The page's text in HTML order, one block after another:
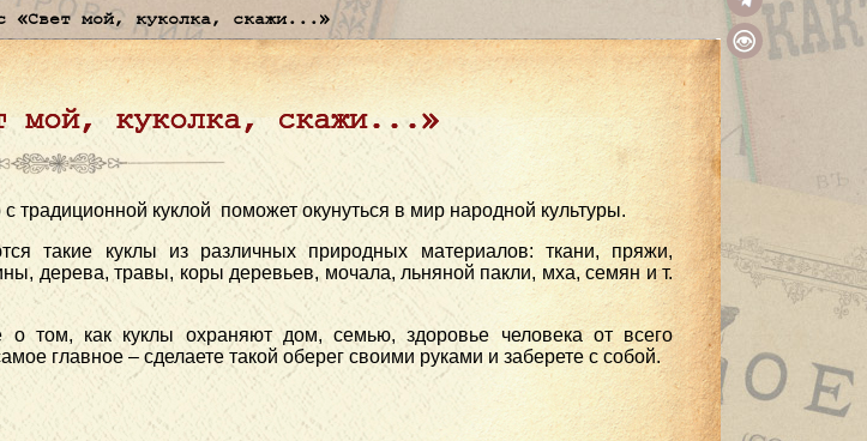
«Свет мой, куколка, скажи...»
мой, куколка, скажи...»
традиционной куклой поможет окунуться в мир народной культуры.
такие куклы из различных природных материалов: ткани, пряжи,
дерева, травы, коры деревьев, мочала, льняной пакли, мха, семян и т.
о том, как куклы охраняют дом, семью, здоровье человека от всего
главное – сделаете такой оберег своими руками и заберете с собой.